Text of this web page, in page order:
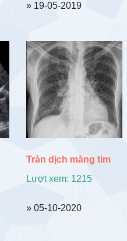
» 19-05-2019
Tràn dịch màng tim
Lượt xem: 1215
» 05-10-2020